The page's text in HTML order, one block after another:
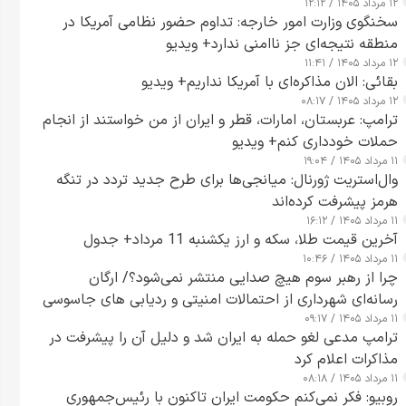
۱۲ مرداد ۱۴۰۵ / ۱۲:۱۲
سخنگوی وزارت امور خارجه: تداوم حضور نظامی آمریکا در
منطقه نتیجه‌ای جز ناامنی ندارد+ ویدیو
۱۲ مرداد ۱۴۰۵ / ۱۱:۴۱
بقائی: الان مذاکره‌ای با آمریکا نداریم+ ویدیو
۱۲ مرداد ۱۴۰۵ / ۰۸:۱۷
ترامپ: عربستان، امارات، قطر و ایران از من خواستند از انجام
حملات خودداری کنم+ ویدیو
۱۱ مرداد ۱۴۰۵ / ۱۹:۰۴
وال‌استریت ژورنال: میانجی‌ها برای طرح جدید تردد در تنگه
هرمز پیشرفت کرده‌اند
۱۱ مرداد ۱۴۰۵ / ۱۶:۱۲
آخرین قیمت طلا، سکه و ارز یکشنبه 11 مرداد+ جدول
۱۱ مرداد ۱۴۰۵ / ۱۰:۴۶
چرا از رهبر سوم هیچ صدایی منتشر نمی‌شود؟/ ارگان
رسانه‌ای شهرداری از احتمالات امنیتی و ردیابی های جاسوسی
گفت
۱۱ مرداد ۱۴۰۵ / ۰۹:۱۷
ترامپ مدعی لغو حمله به ایران شد و دلیل آن را پیشرفت در
مذاکرات اعلام کرد
۱۱ مرداد ۱۴۰۵ / ۰۸:۱۸
روبیو: فکر نمی‌کنم حکومت ایران تاکنون با رئیس‌جمهوری